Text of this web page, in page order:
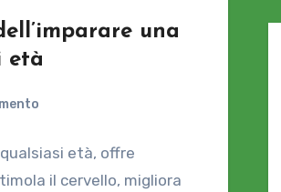
una
età
età, offre
il cervello, migliora